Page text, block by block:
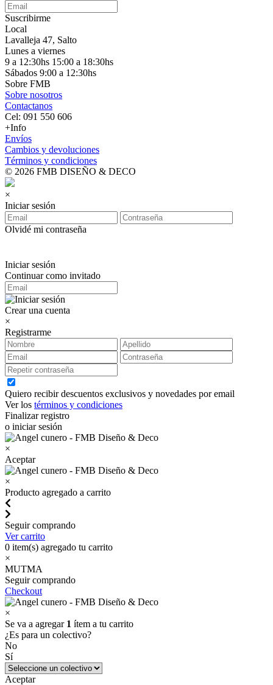
Suscribirme
Local
Lavalleja 47, Salto
Lunes a viernes
9 a 12:30hs 15:00 a 18:30hs
Sábados 9:00 a 12:30hs
Sobre FMB
Sobre nosotros
Contactanos
Cel: 091 550 606
+Info
Envíos
Cambios y devoluciones
Términos y condiciones
© 2026 FMB DISEÑO & DECO
×
Iniciar sesión
Olvidé mi contraseña
Iniciar sesión
Continuar como invitado
Crear una cuenta
×
Registrarme
Quiero recibir descuentos exclusivos y novedades por email
Ver los términos y condiciones
Finalizar registro
o iniciar sesión
×
Aceptar
×
Producto agregado a carrito
Seguir comprando
Ver carrito
0 item(s) agregado tu carrito
×
MUTMA
Seguir comprando
Checkout
×
Se va a agregar 1 ítem a tu carrito
¿Es para un colectivo?
No
Sí
Aceptar